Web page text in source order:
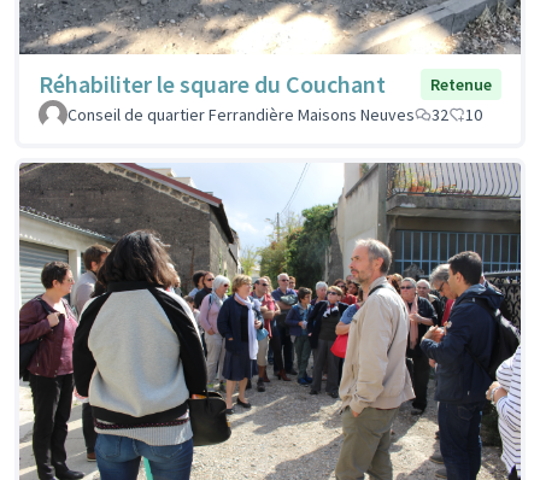
Réhabiliter le square du Couchant
Retenue
Conseil de quartier Ferrandière Maisons Neuves
32 10